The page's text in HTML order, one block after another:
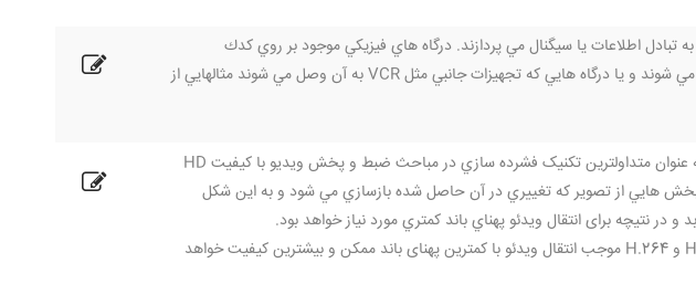
اطلاعات يا سيگنال مي پردازند. درگاه هاي فيزيكي موجود بر روي كدك
ويديوكنفرانس كه دوربين، ميكروفون يا كابل شبكه به آن متصل مي شوند و يا درگاه هايي كه تجهيزات جانبي مثل VCR به آن وصل مي شوند مثالهايي از
"يکي از انواع الگوريتم هاي فشرده سازي ویدئو بوده که امروزه به عنوان متداولترين تکنيک فشرده سازي در مباحث ضبط و پخش ویدیو با کيفيت HD
بخش هايي از تصوير كه تغييري در آن حاصل شده بازسازي مي شود و به اين شكل
نتیچه برای انتقال ویدئو پهناي باند كمتري مورد نياز خواهد بود.
سرویس های ويدئو کنفرانس شوکا با استفاده از استاندارد H.264 و H.264 موجب انتقال ویدئو با کمترین پهنای باند ممکن و بیشترین کیفیت خواهد